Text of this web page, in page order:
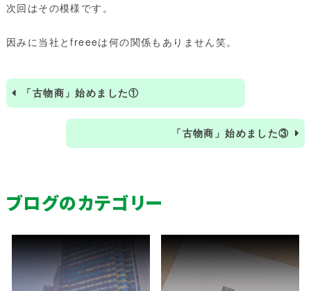
次回はその模様です。
因みに当社とfreeeは何の関係もありません笑。
「古物商」始めました①
「古物商」始めました③
ブログのカテゴリー